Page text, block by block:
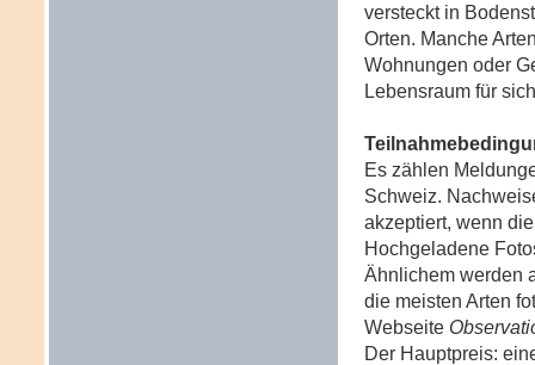
versteckt in
Orten. Manche
Wohnungen oder
Lebensraum für
Es zählen
Schweiz.
akzeptiert, wenn
Hochgeladene
Ähnlichem werden
die meisten Arten
Webseite
Der Hauptpreis: